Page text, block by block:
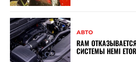
АВТО
RAM
СИСТЕМЫ HEMI